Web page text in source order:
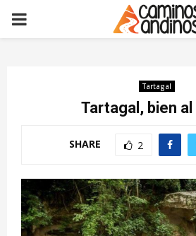
PRIMARY
Tartagal
Tartagal, bien
SHARE 2